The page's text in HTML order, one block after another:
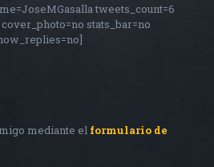
tweets_count=6
stats_bar=no
mediante el formulario de